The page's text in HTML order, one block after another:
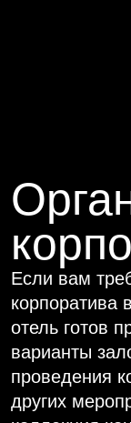
корпоратива в
отель готов
варианты
проведения
других
коллекция
корпоративов